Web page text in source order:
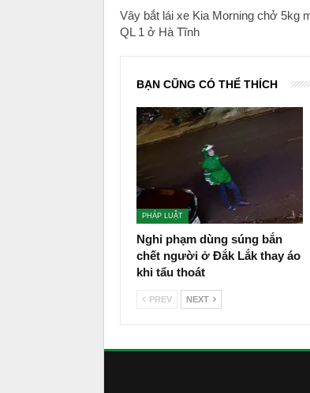
Vây bắt lái xe Kia Morning chở 5kg
QL 1 ở Hà Tĩnh
BẠN CŨNG CÓ THỂ THÍCH
PHÁP LUẬT
Nghi phạm dùng súng bắn
chết người ở Đắk Lắk thay áo
khi tẩu thoát
PREV NEXT